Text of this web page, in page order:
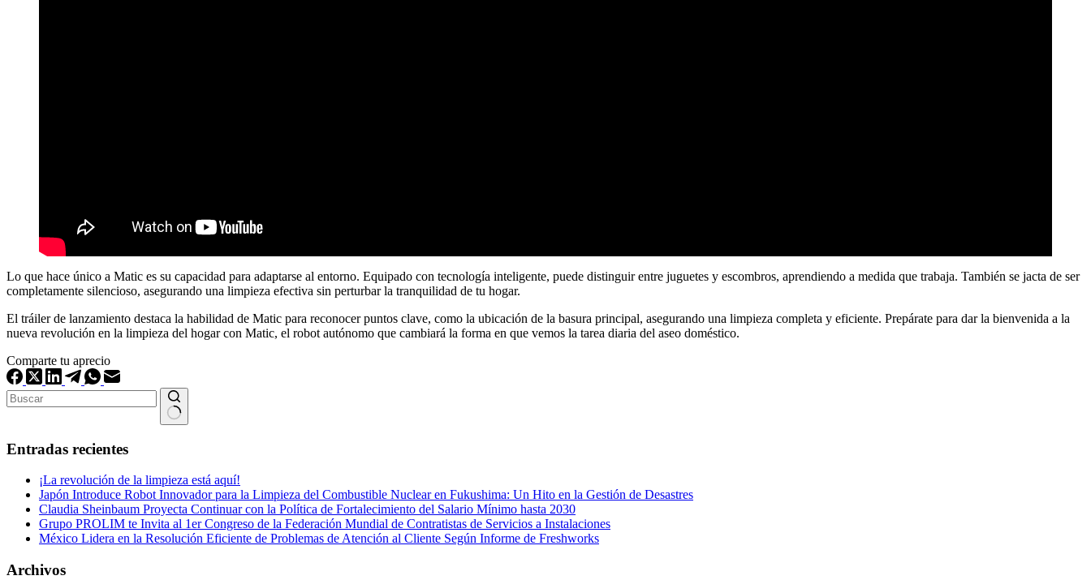
Lo que hace único a Matic es su capacidad para adaptarse al entorno. Equipado con tecnología inteligente, puede distinguir entre juguetes y escombros, aprendiendo a medida que trabaja. También se jacta de ser
completamente silencioso, asegurando una limpieza efectiva sin perturbar la tranquilidad de tu hogar.
El tráiler de lanzamiento destaca la habilidad de Matic para reconocer puntos clave, como la ubicación de la basura principal, asegurando una limpieza completa y eficiente. Prepárate para dar la bienvenida a la
nueva revolución en la limpieza del hogar con Matic, el robot autónomo que cambiará la forma en que vemos la tarea diaria del aseo doméstico.
Comparte tu aprecio
resultados
Entradas recientes
¡La revolución de la limpieza está aquí!
Japón Introduce Robot Innovador para la Limpieza del Combustible Nuclear en Fukushima: Un Hito en la Gestión de Desastres
Claudia Sheinbaum Proyecta Continuar con la Política de Fortalecimiento del Salario Mínimo hasta 2030
Grupo PROLIM te Invita al 1er Congreso de la Federación Mundial de Contratistas de Servicios a Instalaciones
México Lidera en la Resolución Eficiente de Problemas de Atención al Cliente Según Informe de Freshworks
Archivos